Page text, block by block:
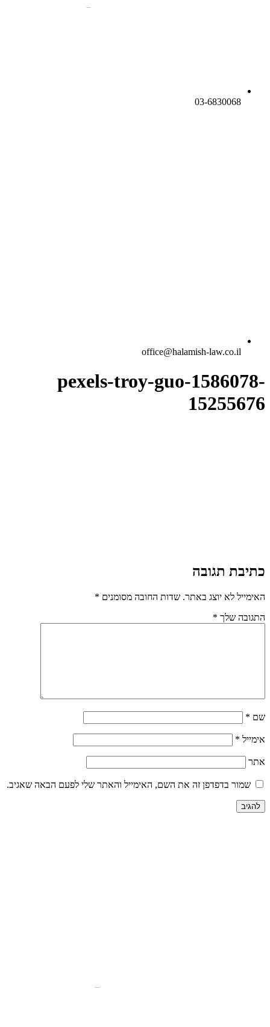
03-6830068
office@halamish-law.co.il
pexels-troy-guo-1586078-
15255676
כתיבת תגובה
האימייל לא יוצג באתר. שדות החובה מסומנים *
התגובה שלך *
שם *
אימייל *
אתר
שמור בדפדפן זה את השם, האימייל והאתר שלי לפעם הבאה שאגיב.